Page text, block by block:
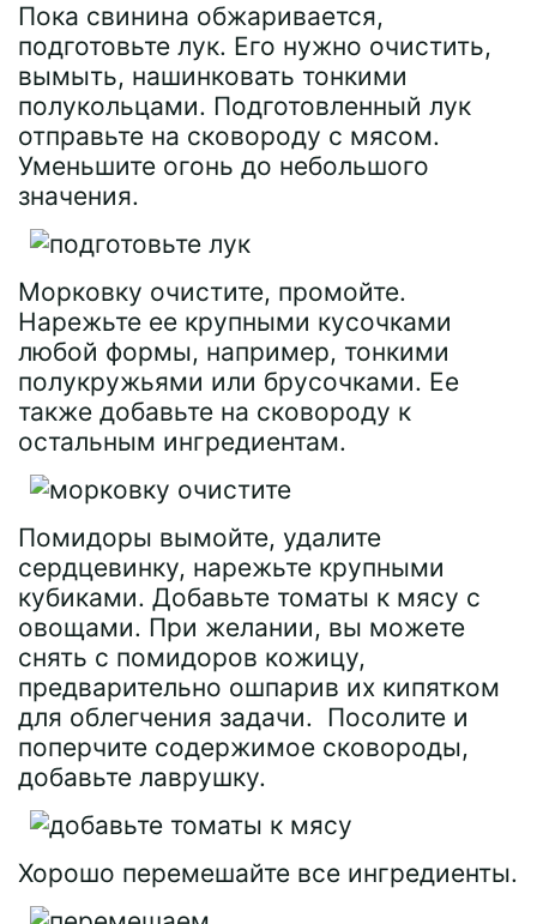
Пока свинина обжаривается,
подготовьте лук. Его нужно очистить,
вымыть, нашинковать тонкими
полукольцами. Подготовленный лук
отправьте на сковороду с мясом.
Уменьшите огонь до небольшого
значения.
Морковку очистите, промойте.
Нарежьте ее крупными кусочками
любой формы, например, тонкими
полукружьями или брусочками. Ее
также добавьте на сковороду к
остальным ингредиентам.
Помидоры вымойте, удалите
сердцевинку, нарежьте крупными
кубиками. Добавьте томаты к мясу с
овощами. При желании, вы можете
снять с помидоров кожицу,
предварительно ошпарив их кипятком
для облегчения задачи. Посолите и
поперчите содержимое сковороды,
добавьте лаврушку.
Хорошо перемешайте все ингредиенты.